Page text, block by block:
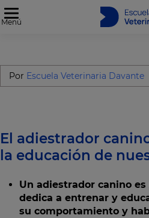
Menú
Por Escuela Veterinaria Davante
El adiestrador
la educación de
Un adiestrador canino
dedica a entrenar y
su comportamiento y